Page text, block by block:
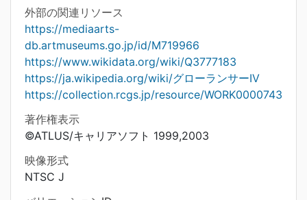
外部の関連リソース
https://mediaarts-
db.artmuseums.go.jp/id/M719966
https://www.wikidata.org/wiki/Q3777183
https://ja.wikipedia.org/wiki/グローランサーIV
https://collection.rcgs.jp/resource/WORK0000743
著作権表示
©ATLUS/キャリアソフト 1999,2003
映像形式
NTSC J